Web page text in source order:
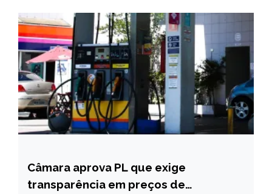
BRASIL
NOTÍCIAS
Câmara aprova PL que exige
transparência em preços de